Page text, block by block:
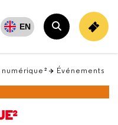
EN
Rechercher
Événements